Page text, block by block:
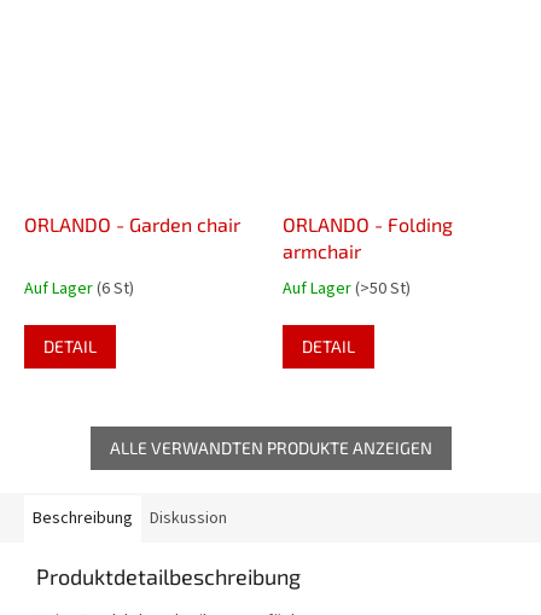
ORLANDO - Garden chair
Auf Lager(6 St)
DETAIL
ORLANDO - Folding
armchair
Auf Lager(>50 St)
DETAIL
ALLE VERWANDTEN PRODUKTE ANZEIGEN
Beschreibung Diskussion
Produktdetailbeschreibung